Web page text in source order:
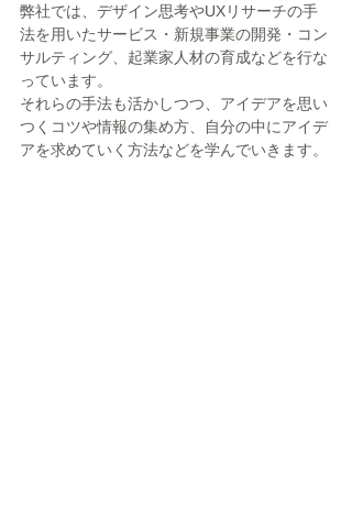
弊社では、デザイン思考やUXリサーチの手
法を用いたサービス・新規事業の開発・コン
サルティング、起業家人材の育成などを行な
っています。
それらの手法も活かしつつ、アイデアを思い
つくコツや情報の集め方、自分の中にアイデ
アを求めていく方法などを学んでいきます。